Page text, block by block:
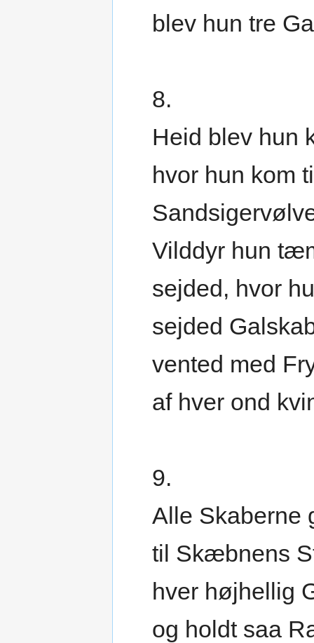
blev hun tre
8.
Heid blev hun
hvor hun kom
Vilddyr hun
sejded, hvor
sejded
vented med
af hver ond
9.
Alle Skaberne
til Skæbnens
hver højhellig
og holdt saa